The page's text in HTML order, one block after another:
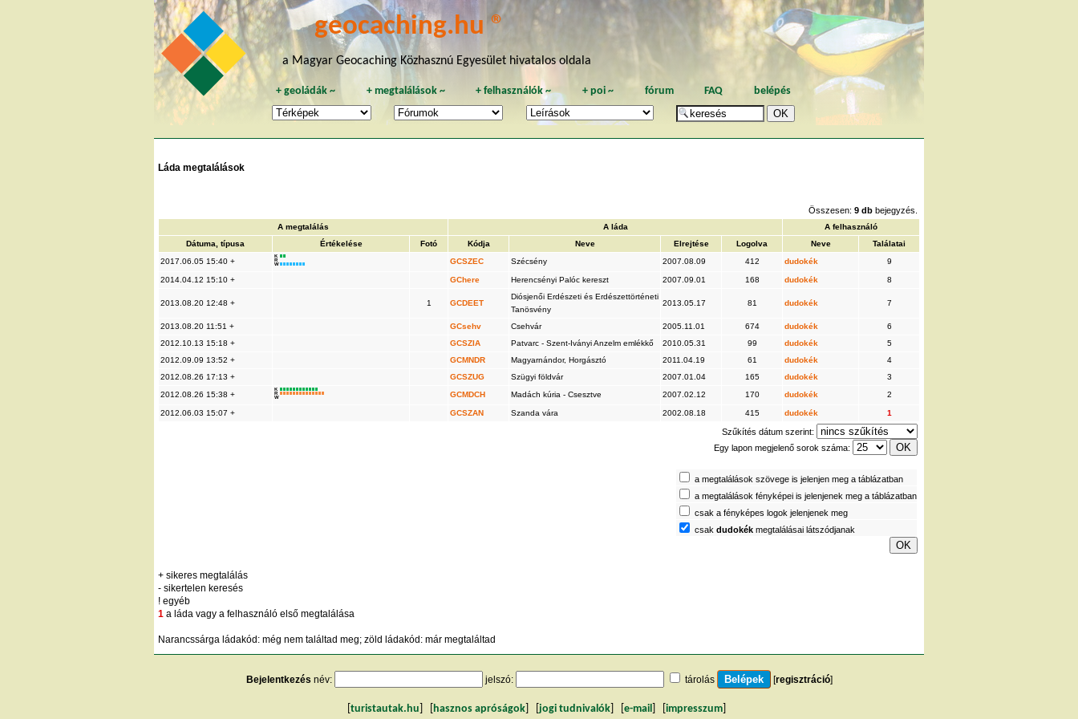
geocaching.hu ®
a Magyar Geocaching Közhasznú Egyesület hivatalos oldala
+geoládák ~ + megtalálások~ +felhasználók ~ + poi~ fórum FAQ belépés
Láda megtalálások
Összesen: 9 db bejegyzés.
A megtalálás A láda
A felhasználó
Dátuma, típusa
Értékelése Fotó Kódja Neve Elrejtése Logolva Neve
Találatai
2017.06.05 15:40 +
K
R
W
GCSZEC Szécsény 2007.08.09 412 dudokék 9
2014.04.12 15:10 + GChere Herencsényi Palóc kereszt 2007.09.01 168 dudokék 8
2013.08.20 12:48 + 1 GCDEET
Diósjenői Erdészeti és Erdészettörténeti
Tanösvény
2013.05.17 81 dudokék 7
2013.08.20 11:51 + GCsehv Csehvár 2005.11.01 674 dudokék
6
2012.10.13 15:18 +
GCSZIA Patvarc - Szent-Iványi Anzelm emlékkő 2010.05.31 99 dudokék
5
2012.09.09 13:52 +
GCMNDR Magyarnándor, Horgásztó 2011.04.19 61 dudokék
4
2012.08.26 17:13 +
GCSZUG Szügyi földvár 2007.01.04 165 dudokék
3
2012.08.26 15:38 +
K
R
W
GCMDCH Madách kúria - Csesztve 2007.02.12 170 dudokék 2
2012.06.03 15:07 + GCSZAN Szanda vára 2002.08.18 415 dudokék 1
Szűkítés dátum szerint:
Egy lapon megjelenő sorok száma:
a megtalálások szövege is jelenjen meg a táblázatban
a megtalálások fényképei is jelenjenek meg a táblázatban
csak a fényképes logok jelenjenek meg
csak dudokék megtalálásai látszódjanak
+ sikeres megtalálás
- sikertelen keresés
! egyéb
1 a láda vagy a felhasználó első megtalálása
Narancssárga ládakód: még nem találtad meg; zöld ládakód: már megtaláltad
Bejelentkezés név: jelszó: tárolás [regisztráció]
turistautak.hu hasznos apróságok jogi tudnivalók e-mail impresszum